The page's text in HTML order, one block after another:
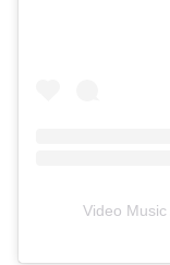
Video